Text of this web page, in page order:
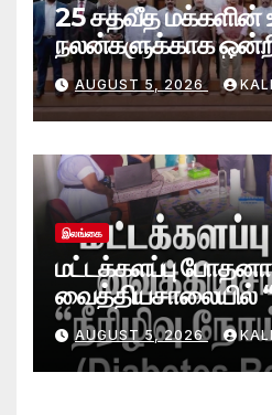
25 சதவீத மக்களின்
நலன்களுக்காக
செயற்படவே புதிய
உயர்ஸ்தானிகரிடம்
AUGUST 5, 2026
இலங்கை
மட்டக்களப்பு போதனா
வைத்தியசாலையில்
மீள்நிலை
கிளினிக்”
AUGUST 5, 2026